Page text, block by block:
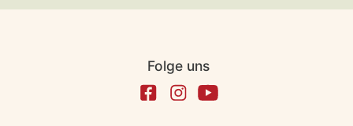
Folge uns